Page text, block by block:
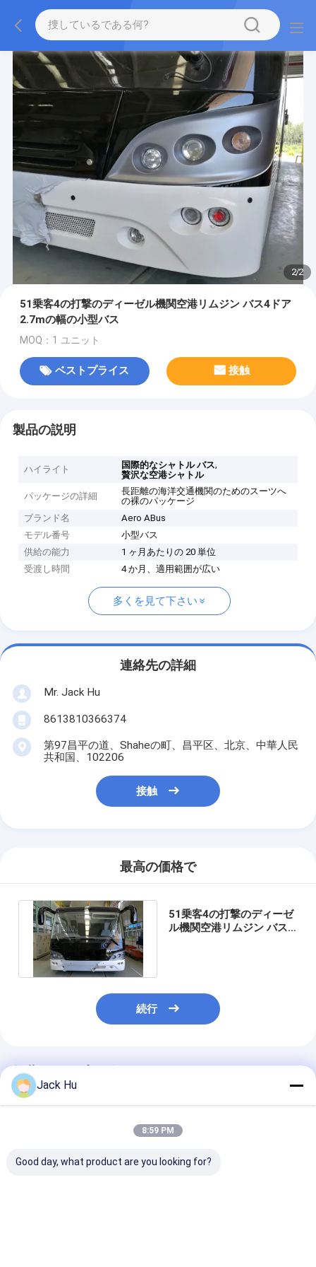
1/2
51乗客4の打撃のディーゼル機関空港リムジン バス4ドア
2.7mの幅の小型バス
MOQ：1 ユニット
ベストプライス 接触
製品の説明
ハイライト 国際的なシャトル バス,
贅沢な空港シャトル
パッケージの詳細
長距離の海洋交通機関のためのスーツへ
の裸のパッケージ
ブランド名
Aero ABus
モデル番号
小型バス
供給の能力
1 ヶ月あたりの 20 単位
受渡し時間
4 か月、適用範囲が広い
多くを見て下さい
連絡先の詳細
Mr. Jack Hu
8613810366374
第97昌平の道、Shaheの町、昌平区、北京、中華人民
共和国、102206
接触
最高の価格で
51乗客4の打撃のディーゼ
ル機関空港リムジン バス4
続行
推薦されたプロダクト
Jack Hu
8:59 PM
Good day, what product are you looking for?